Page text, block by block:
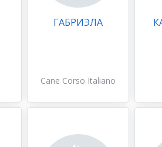
ГАБРИЭЛА
Cane Corso Italiano